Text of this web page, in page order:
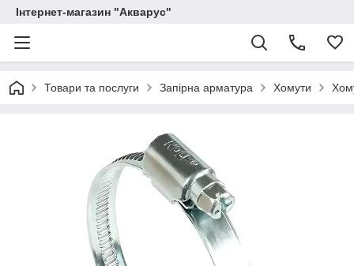
Інтернет-магазин "Акварус"
Товари та послуги Запірна арматура Хомути